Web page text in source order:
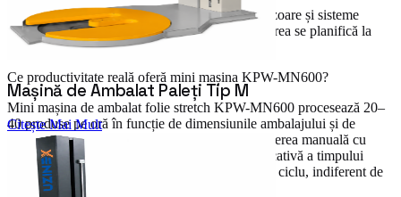
Da, echipamentul se integrează cu benzi, paletizoare și sisteme
SCADA prin semnale digitale standard. Integrarea se planifică la
ofertare.
Ce productivitate reală oferă mini mașina KPW-MN600?
Mini mașina de ambalat folie stretch KPW-MN600 procesează 20–
40 produse pe oră în funcție de dimensiunile ambalajului și de
numărul de straturi de folie setate. Față de înfolierea manuală cu
dispenser, aceasta înseamnă o reducere semnificativă a timpului
alocat ambalării și o calitate uniformă pe fiecare ciclu, indiferent de
operatorul care folosește mașina.
Mașină de Ambalat Paleți Tip M
Citește Mai Mult